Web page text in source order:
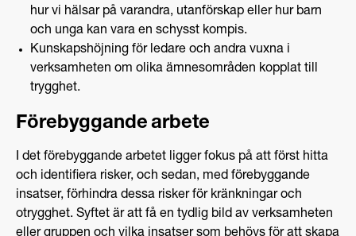
hur vi hälsar på varandra, utanförskap eller hur barn
och unga kan vara en schysst kompis.
Kunskapshöjning för ledare och andra vuxna i
verksamheten om olika ämnesområden kopplat till
trygghet.
Förebyggande arbete
I det förebyggande arbetet ligger fokus på att först hitta
och identifiera risker, och sedan, med förebyggande
insatser, förhindra dessa risker för kränkningar och
otrygghet. Syftet är att få en tydlig bild av verksamheten